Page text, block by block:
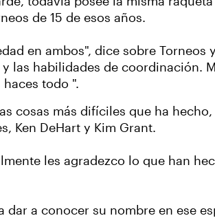
de 15 de esos años.
en ambos", dice sobre Torneos
las habilidades de coordinación.
todo ".
cosas más difíciles que ha hecho,
Ken DeHart y Kim Grant.
les agradezco lo que han
a conocer su nombre en ese